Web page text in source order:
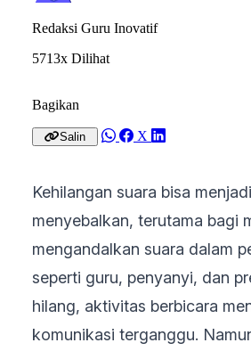
Redaksi Guru Inovatif
5713x Dilihat
Bagikan
Salin X
Kehilangan suara bisa
menyebalkan, terutama bagi
mengandalkan suara dalam
seperti guru, penyanyi, dan
hilang, aktivitas berbicara
komunikasi terganggu.